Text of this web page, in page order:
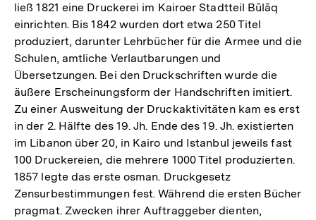
ließ 1821 eine Druckerei im Kairoer Stadtteil Būlāq
einrichten. Bis 1842 wurden dort etwa 250 Titel
produziert, darunter Lehrbücher für die Armee und die
Schulen, amtliche Verlautbarungen und
Übersetzungen. Bei den Druckschriften wurde die
äußere Erscheinungsform der Handschriften imitiert.
Zu einer Ausweitung der Druckaktivitäten kam es erst
in der 2. Hälfte des 19. Jh. Ende des 19. Jh. existierten
im Libanon über 20, in Kairo und Istanbul jeweils fast
100 Druckereien, die mehrere 1000 Titel produzierten.
1857 legte das erste osman. Druckgesetz
Zensurbestimmungen fest. Während die ersten Bücher
pragmat. Zwecken ihrer Auftraggeber dienten,